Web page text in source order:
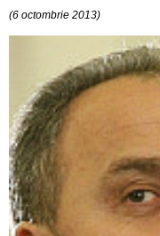
(6 octombrie 2013)